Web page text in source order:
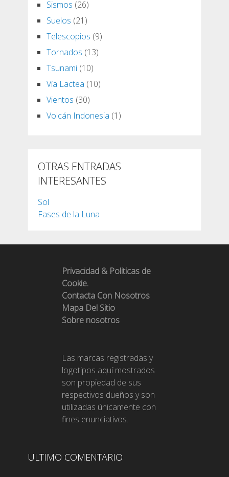
Sismos (26)
Suelos (21)
Telescopios (9)
Tornados (13)
Tsunami(10)
Vía Lactea (10)
Vientos (30)
Volcán Indonesia (1)
OTRAS ENTRADAS
INTERESANTES
Sol
Fases de la Luna
Privacidad & Politicas de
Cookie.
Contacta Con Nosotros
Mapa Del Sitio
Sobre nosotros
Las marcas registradas y
logotipos aquí mostrados
son propiedad de sus
respectivos dueños y son
utilizadas únicamente con
fines enunciativos.
ULTIMO COMENTARIO